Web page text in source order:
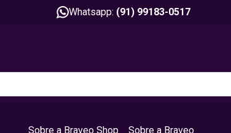
Whatsapp: (91) 99183-0517
Sobre a Braveo Shop Sobre a Braveo